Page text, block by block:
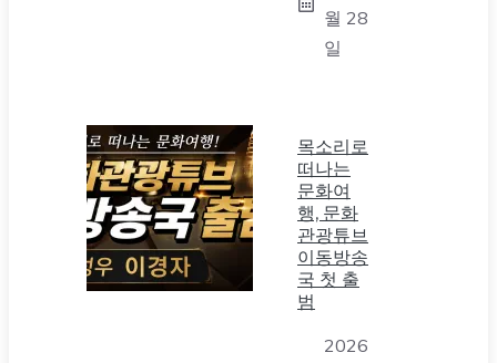
월 28
일
목소리로
떠나는
문화여
행, 문화
관광튜브
이동방송
국 첫 출
범
2026